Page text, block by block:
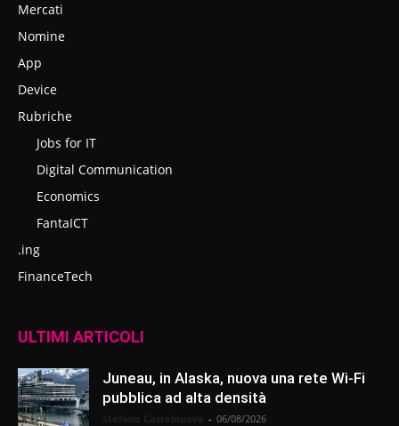
Mercati
Nomine
App
Device
Rubriche
Jobs for IT
Digital Communication
Economics
FantaICT
.ing
FinanceTech
ULTIMI ARTICOLI
Juneau, in Alaska, nuova una rete Wi-Fi
pubblica ad alta densità
- 06/08/2026